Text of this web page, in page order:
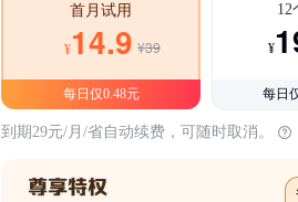
首月试用
¥14.9 ¥39
每日仅0.48元
12
¥
每日
到期29元/月/省自动续费，可随时取消。